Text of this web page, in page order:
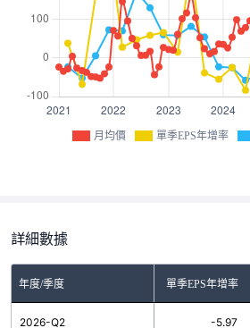
月均價 單季EPS年增率
詳細數據
年度/季度 單季EPS年增率
2026-Q2 -5.97